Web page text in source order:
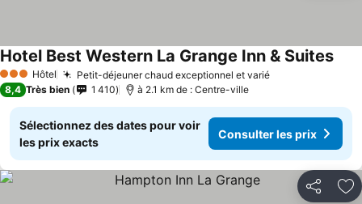
3 ÉtoilesHôtel Petit-déjeuner chaud exceptionnel et variéConsulter les
Hotel Best Western La Grange Inn & Suites
8,4 Très bien 1 410 à 2.1 km de : Centre-ville
Sélectionnez des dates pour voir
les prix exacts
Consulter les prix
Partager